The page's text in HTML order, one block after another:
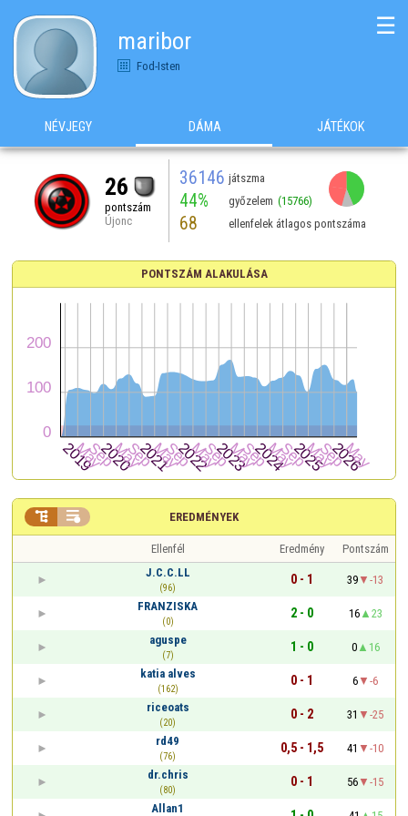
maribor
Fod-Isten
☰
NÉVJEGY DÁMA JÁTÉKOK
26
pontszám
Újonc
36146 játszma
44% győzelem (15766)
68 ellenfelek átlagos pontszáma
PONTSZÁM ALAKULÁSA
EREDMÉNYEK
 
Ellenfél Eredmény
Pontszám
J.C.C.LL
(96)
0 - 1 39
-13
FRANZISKA
(0)
2 - 0 16
23
aguspe
(7)
1 - 0 0
16
katia alves
(162)
0 - 1 6
-6
riceoats
(20)
0 - 2 31
-25
rd49
(76)
0,5 - 1,5 41
-10
dr.chris
(80)
0 - 1 56
-15
Allan1